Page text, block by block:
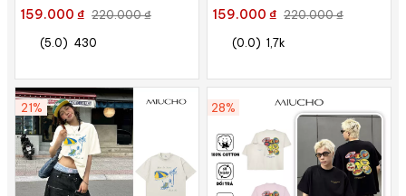
cotton 2 chiều thoáng mát
159.000 ₫ 220.000 ₫
(5.0) 430
cotton 2c 250gsm 1821
159.000 ₫ 220.000 ₫
(0.0) 1,7k
21% 28%